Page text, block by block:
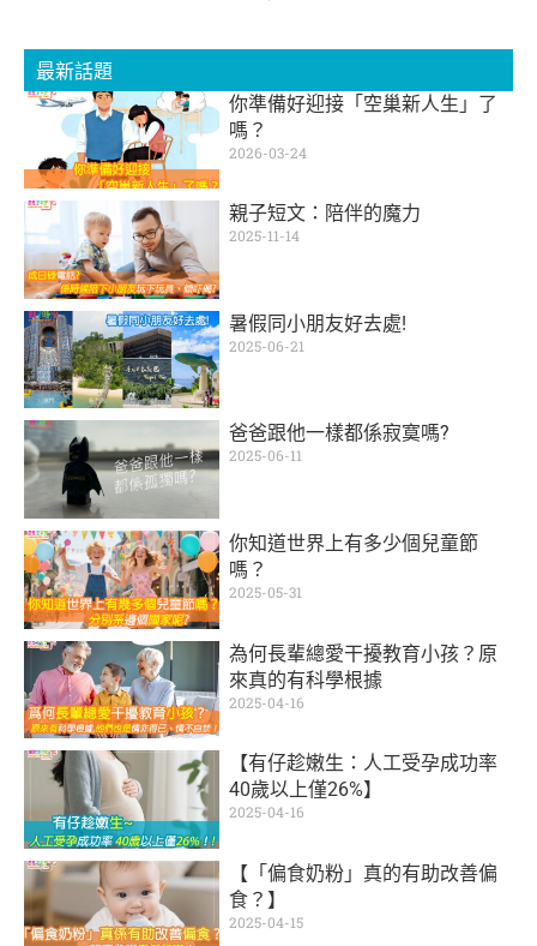
最新話題
你準備好迎接「空巢新人生」了
嗎？
2026-03-24
親子短文：陪伴的魔力
2025-11-14
暑假同小朋友好去處!
2025-06-21
爸爸跟他一樣都係寂寞嗎?
2025-06-11
你知道世界上有多少個兒童節
嗎？
2025-05-31
為何長輩總愛干擾教育小孩？原
來真的有科學根據
2025-04-16
【有仔趁嫩生：人工受孕成功率
40歲以上僅26%】
2025-04-16
【「偏食奶粉」真的有助改善偏
食？】
2025-04-15